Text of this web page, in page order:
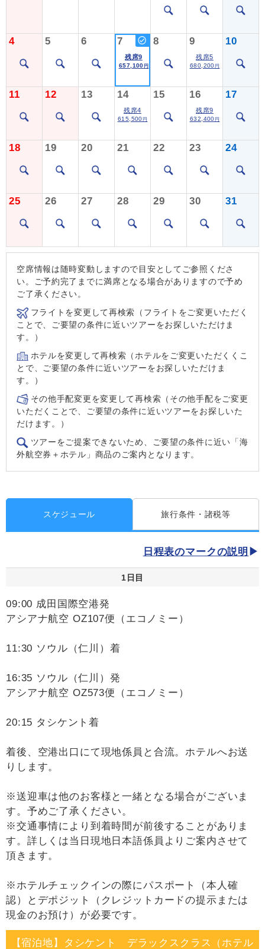
4 5 6 7
残席9
657,100 円
8 9
残席5
680,200 円
10
11 12 13 14
残席4
615,500 円
15 16
残席9
632,400 円
17
18 19 20 21 22 23 24
25 26 27 28 29 30 31
空席情報は随時変動しますので目安としてご参照くださ
い。ご予約完了までに満席となる場合がありますので予め
ご了承ください。
フライトを変更して再検索（フライトをご変更いただく
ことで、ご要望の条件に近いツアーをお探しいただけま
す。）
ホテルを変更して再検索（ホテルをご変更いただくくこ
とで、ご要望の条件に近いツアーをお探しいただけま
す。）
その他手配変更を変更して再検索（その他手配をご変更
いただくことで、ご要望の条件に近いツアーをお探しいた
だけます。）
ツアーをご提案できないため、ご要望の条件に近い「海
外航空券＋ホテル」商品のご案内となります。
スケジュール 旅行条件・諸税等
日程表のマークの説明
1日目
09:00 成田国際空港発
アシアナ航空 OZ107便（エコノミー）
11:30 ソウル（仁川）着
16:35 ソウル（仁川）発
アシアナ航空 OZ573便（エコノミー）
20:15 タシケント着
着後、空港出口にて現地係員と合流。ホテルへお送
りします。
※送迎車は他のお客様と一緒となる場合がございま
す。予めご了承ください。
※交通事情により到着時間が前後することがありま
す。詳しくは当日現地日本語係員よりご案内させて
頂きます。
※ホテルチェックインの際にパスポート（本人確
認）とデポジット（クレジットカードの提示または
現金のお預け）が必要です。
【宿泊地】タシケント デラックスクラス（ホテル